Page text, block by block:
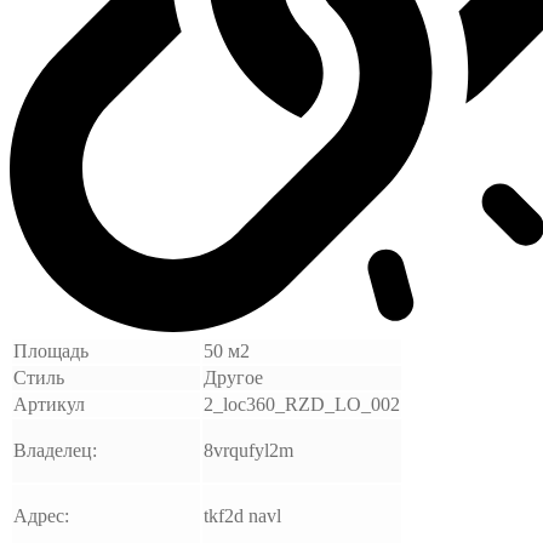
Площадь
50 м2
Стиль
Другое
Артикул
2_loc360_RZD_LO_002
Владелец: 8vrqufyl2m
Адрес: tkf2d navl